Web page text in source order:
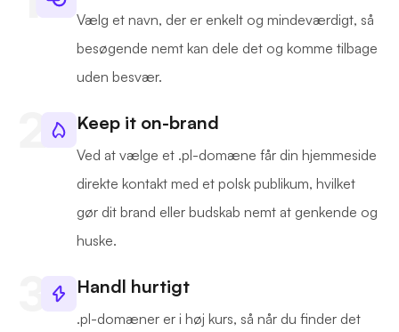
Vælg et navn, der er enkelt og mindeværdigt, så
besøgende nemt kan dele det og komme tilbage
uden besvær.
Keep it on-brand
Ved at vælge et .pl-domæne får din hjemmeside
direkte kontakt med et polsk publikum, hvilket
gør dit brand eller budskab nemt at genkende og
huske.
Handl hurtigt
.pl-domæner er i høj kurs, så når du finder det